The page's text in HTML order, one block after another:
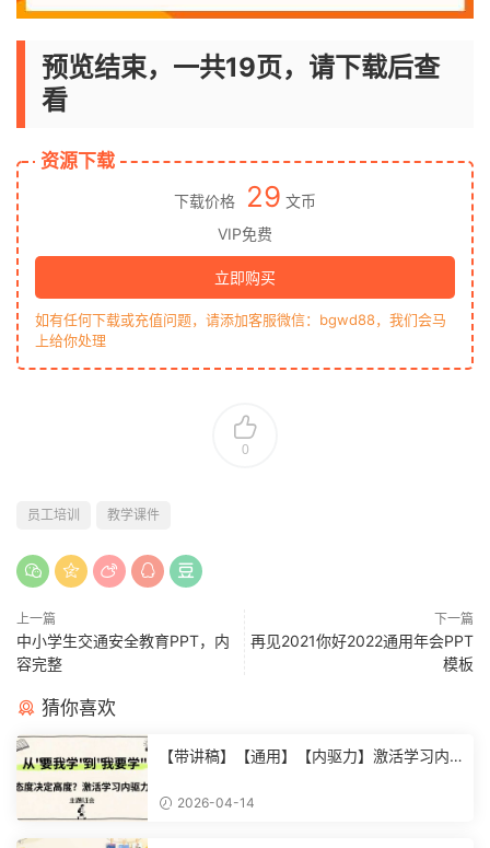
预览结束，一共19页，请下载后查
看
资源下载
下载价格 29 文币
VIP免费
立即购买
如有任何下载或充值问题，请添加客服微信：bgwd88，我们会马
上给你处理
0
员工培训 教学课件
上一篇
中小学生交通安全教育PPT，内
容完整
下一篇
再见2021你好2022通用年会PPT
模板
猜你喜欢
【带讲稿】【通用】【内驱力】激活学习内
2026-04-14